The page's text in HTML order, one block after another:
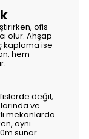
ofis
olur. Ahşap
kaplama ise
hem
değil,
ve
mekanlarda
aynı
sunar.